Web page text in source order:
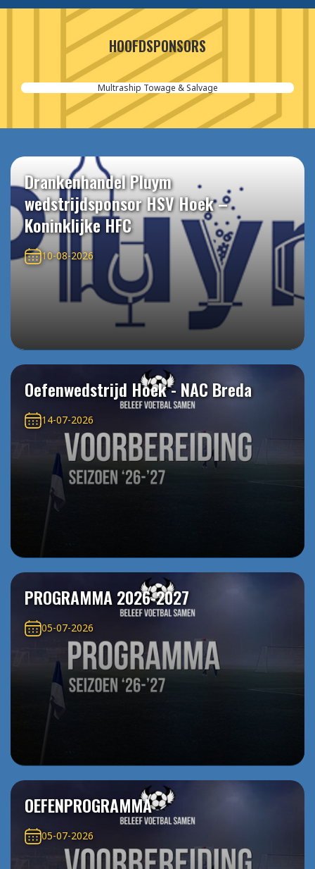
HOOFDSPONSORS
Multraship Towage & Salvage
Drankenhandel Pluym
wedstrijdsponsor HSV Hoek –
Koninklijke HFC
10-08-2026
Oefenwedstrijd Hoek - NAC Breda
14-07-2026
PROGRAMMA 2026-2027
05-07-2026
OEFENPROGRAMMA
05-07-2026